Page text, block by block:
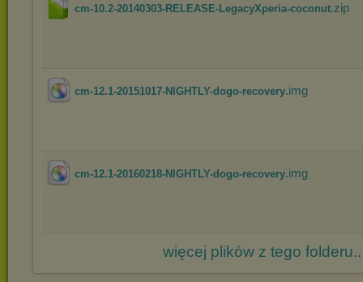
cm-10.2-20140303-RELEASE-LegacyXperia-coconut.zip
cm-12.1-20151017-NIGHTLY-dogo-recovery.img
cm-12.1-20160218-NIGHTLY-dogo-recovery.img
więcej plików z tego